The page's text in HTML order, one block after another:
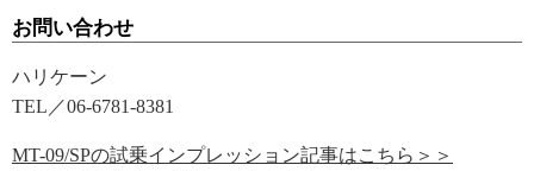
お問い合わせ
ハリケーン
TEL／06-6781-8381
MT-09/SPの試乗インプレッション記事はこちら＞＞